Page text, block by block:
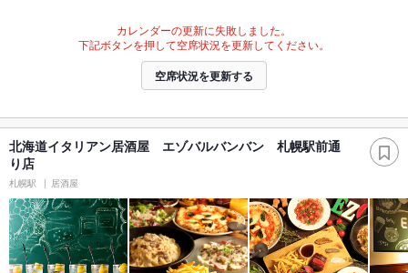
カレンダーの更新に失敗しました。
下記ボタンを押して空席状況を更新してください。
空席状況を更新する
北海道イタリアン居酒屋 エゾバルバンバン 札幌駅前通
り店
札幌駅 居酒屋